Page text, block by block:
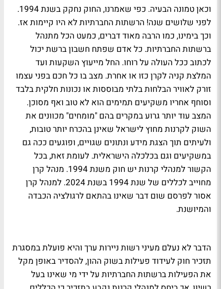
וכאן טמונה הבעיה. כפי שאמרנו, החוק נחקק בשנת 1994.
לפני שלושים שנה! הרשתות החברתיות לא היו קיימות אז.
וכך בימינו, כמו הרבה מאוד דברים, כמעט הכל מתנהל
ברשתות החברתיות. כל אדם שפתח חשבון ברשת יכול
לכתוב ככל העולה על רוחו. החל מייעוץ השקעות ועד
המלצת קניה לקרן כזו או אחרת. מצב בו כל חכם בפני עצמו
זורק לאוויר הבלחות בלתי מבוססות או נכונות חלקית בלבד
וסוחף אחריו משקיעים תמימים הוא לא טוב ואף מסוכן.
המצב עוד יותר גרוע במקרים בהם "מומחים" מכוונים את
השוק לקרנות מחוץ לישראל שאינן בהכרח יותר טובות,
ולעיתים תוך הצגת מידע ונתונים שגויים, ופוגעים ככה גם
במשקיעים וגם בכלכלה הישראלית. לעומת זאת, בכל
הקשור למנהלי קרנות יש חוק משנת 1994. מנהל קרן
מחוייב לכללים של שנת 1994 בשנת 2024. למנהל קרן
אסור לפרסם שום דבר שאינו בהתאם לרגולציה הכבדה
והמיושנת.
הדבר לא נעלם מעיני רשות ניירות ערך והיא פועלת במסגרת
תזכיר חוק לעידוד פעילות בשוק ההון, להסדיר באופן מקל
את הפעילות ברשתות החברתיות על ידי מי שאינו בעל